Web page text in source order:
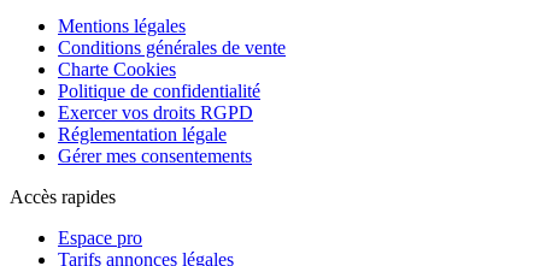
Mentions légales
Conditions générales de vente
Charte Cookies
Politique de confidentialité
Exercer vos droits RGPD
Réglementation légale
Gérer mes consentements
Accès rapides
Espace pro
Tarifs annonces légales